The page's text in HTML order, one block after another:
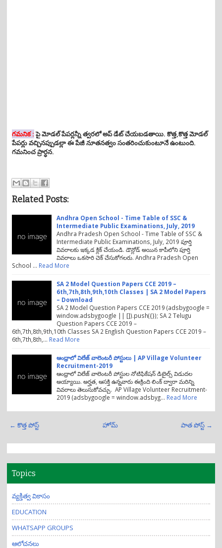
గమనిక :పై మోడల్ పేపర్లన్నీ త్వరలో అప్ డేట్ చేయబడతాయి. కొత్త,కొత్త మోడల్
పేపర్లు వచ్చినప్పుడల్లా ఈ పేజీ నూతనత్వం సంతరించుకుంటూనే ఉంటుంది.
గమనించ ప్రార్ధన.
Related Posts:
Andhra Open School - Time Table of SSC &
Intermediate Public Examinations, July, 2019
Andhra Pradesh Open School - Time Table of SSC &
Intermediate Public Examinations, July, 2019 పూర్తి
వివరాలకు ఇక్కడ క్లిక్ చేయండి. డౌన్లోడ్ అయిన కాపీలోని పూర్తి
వివరాలు ఒకసారి చెక్ చేసుకోగలరు. Andhra Pradesh Open
School … Read More
SA 2 Model Question Papers CCE 2019 –
6th,7th,8th,9th,10th Classes | SA 2 Model Papers
– Download
SA 2 Model Question Papers CCE 2019 (adsbygoogle =
window.adsbygoogle || []).push({}); SA 2 Telugu
Question Papers CCE 2019 –
6th,7th,8th,9th,10th Classes SA 2 English Question Papers CCE 2019 –
6th,7th,8th,… Read More
ఆంధ్రాలో విలేజ్ వాలెంటరీ పోస్టులు | AP Village Volunteer
Recruitment-2019
ఆంధ్రాలో విలేజ్ వాలెంటరీ పోస్టుల నోటిఫికేషన్ డిటైల్స్ విడుదల
అయ్యాయి. అర్హత, ఆసక్తి ఉన్నవారు ఈక్రింది లింక్ ద్వారా మరిన్ని
వివరాలు తెలుసుకోవచ్చు. AP Village Volunteer Recruitment-
2019 (adsbygoogle = window.adsbyg… Read More
← కొత్త పోస్ట్ పాత పోస్ట్ →
హోమ్
Topics
వ్యక్తిత్వ వికాసం
EDUCATION
WHATSAPP GROUPS
ఆలోచనలు